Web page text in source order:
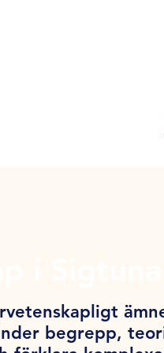
begrepp,